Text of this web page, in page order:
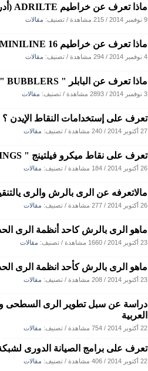
ماذا تعرف عن خراطيم ADRILTE (أدريلايت) ؟
9 نوفمبر 2014 / 215 مشاهدة / تصنيف: مقالات
ماذا تعرف عن خراطيم 16 MINILINE (مينى لاين)
4 نوفمبر 2014 / 294 مشاهدة / تصنيف: مقالات
ماذا تعرف عن البابلر " BUBBLERS "
3 نوفمبر 2014 / 2893 مشاهدة / تصنيف: مقالات
تعرف على إستخدامات النقاط الإيدن ؟
27 أكتوبر 2014 / 240 مشاهدة / تصنيف: مقالات
تعرف على نقاط ميكرو فيلتينج " MICRO - FLTTINGS"
26 أكتوبر 2014 / 184 مشاهدة / تصنيف: مقالات
مالاتعرفه عن الرى بالرش والرى
26 أكتوبر 2014 / 277 مشاهدة / تصنيف: مقالات
ماهو الرى بالرش كاحد أنظمة الرى
23 أكتوبر 2014 / 1660 مشاهدة / تصنيف: مقالات
ماهو الرى بالرش كأحد انظمة الرى
23 أكتوبر 2014 / 208 مشاهدة / تصنيف: مقالات
دراسة عن سبل تطوير الرى السطحى
العربية
22 أكتوبر 2014 / 754 مشاهدة / تصنيف: مقالات
تعرف على برامج الصيانة الدورى
22 أكتوبر 2014 / 406 مشاهدة / تصنيف: مقالات